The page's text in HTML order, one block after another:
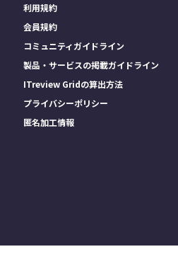
利用規約
会員規約
コミュニティガイドライン
製品・サービスの掲載ガイドライン
ITreview Gridの算出方法
プライバシーポリシー
匿名加工情報